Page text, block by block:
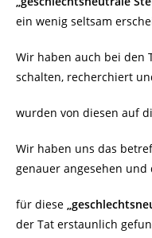
ein wenig seltsam
Wir haben auch bei den
schalten, recherchiert
wurden von diesen auf
Wir haben uns das
genauer angesehen und
für diese
der Tat erstaunlich